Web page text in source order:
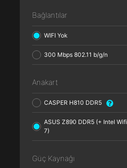
Bağlantılar
WIFI Yok
300 Mbps 802.11 b/g/n
Anakart
CASPER H810 DDR5
ASUS Z890 DDR5 (+ Intel Wifi
7)
Güç Kaynağı